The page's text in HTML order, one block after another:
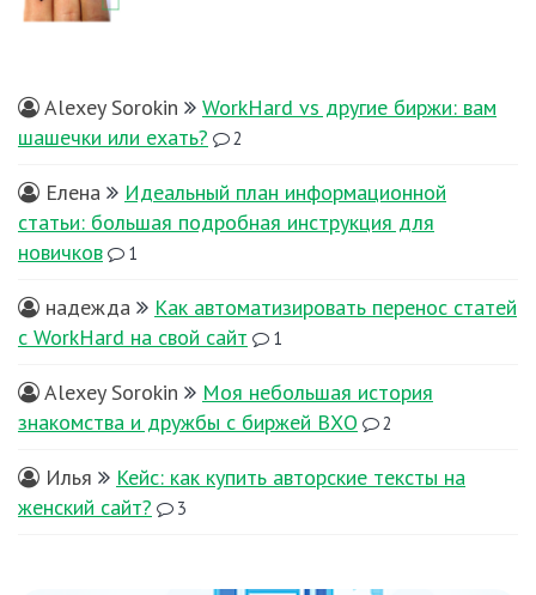
Alexey Sorokin
WorkHard vs другие биржи: вам
шашечки или ехать?
2
Елена
Идеальный план информационной
статьи: большая подробная инструкция для
новичков
1
надежда
Как автоматизировать перенос статей
с WorkHard на свой сайт
1
Alexey Sorokin
Моя небольшая история
знакомства и дружбы с биржей ВХО
2
Илья
Кейс: как купить авторские тексты на
женский сайт?
3